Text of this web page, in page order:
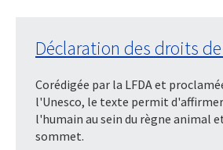
Déclaration des droits de
Corédigée par la LFDA et
l'Unesco, le texte permit
l'humain au sein du règne animal
sommet.